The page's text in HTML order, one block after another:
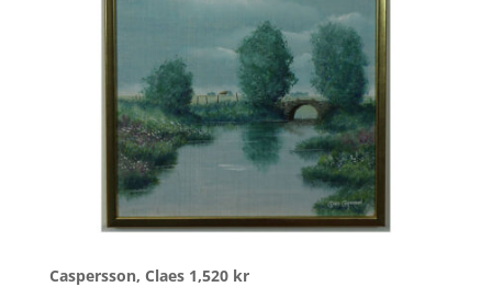
Caspersson, Claes 1,520 kr